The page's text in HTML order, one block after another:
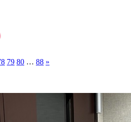
79 80 … 88 »